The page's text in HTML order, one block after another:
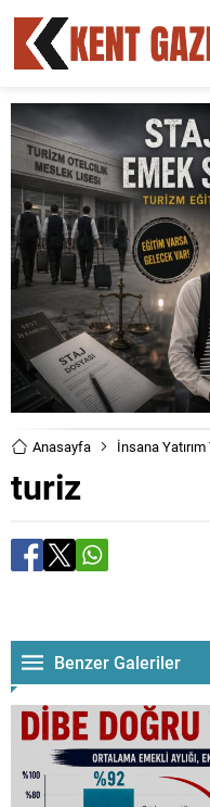
Anasayfa İnsana
turiz
Benzer Galeriler